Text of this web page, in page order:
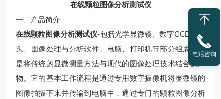
在线颗粒图像分析测试仪
一、产品简介
在线颗粒图像分析测试仪-包括光学显微镜、数字CCD摄像
头、图像处理与分析软件、电脑、打印机等部分组成。它
是将传统的显微测量方法与现代的图像处理技术结合的产
物。它的基本工作流程是通过专用数字摄像机将显微镜的
图像拍摄下来并传输到电脑中，通过专门的颗粒图像分析
电话咨询